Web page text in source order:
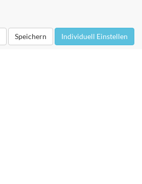
Speichern Individuell Einstellen